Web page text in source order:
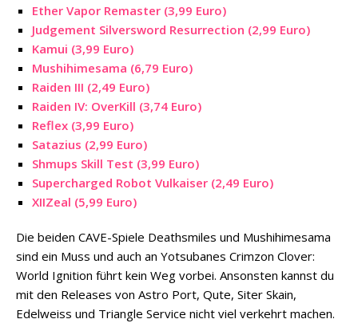
Ether Vapor Remaster (3,99 Euro)
Judgement Silversword Resurrection (2,99 Euro)
Kamui (3,99 Euro)
Mushihimesama (6,79 Euro)
Raiden III (2,49 Euro)
Raiden IV: OverKill (3,74 Euro)
Reflex (3,99 Euro)
Satazius (2,99 Euro)
Shmups Skill Test (3,99 Euro)
Supercharged Robot Vulkaiser (2,49 Euro)
XIIZeal (5,99 Euro)
Die beiden CAVE-Spiele Deathsmiles und Mushihimesama
sind ein Muss und auch an Yotsubanes Crimzon Clover:
World Ignition führt kein Weg vorbei. Ansonsten kannst du
mit den Releases von Astro Port, Qute, Siter Skain,
Edelweiss und Triangle Service nicht viel verkehrt machen.